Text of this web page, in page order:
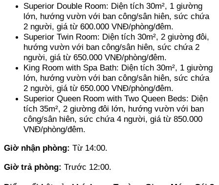
Superior Double Room: Diện tích 30m², 1 giường
lớn, hướng vườn với ban công/sân hiên, sức chứa
2 người, giá từ 600.000 VNĐ/phòng/đêm.
Superior Twin Room: Diện tích 30m², 2 giường đôi,
hướng vườn với ban công/sân hiên, sức chứa 2
người, giá từ 650.000 VNĐ/phòng/đêm.
King Room with Spa Bath: Diện tích 30m², 1 giường
lớn, hướng vườn với ban công/sân hiên, sức chứa
2 người, giá từ 650.000 VNĐ/phòng/đêm.
Superior Queen Room with Two Queen Beds: Diện
tích 35m², 2 giường đôi lớn, hướng vườn với ban
công/sân hiên, sức chứa 4 người, giá từ 850.000
VNĐ/phòng/đêm.
Giờ nhận phòng: Từ 14:00.
Giờ trả phòng: Trước 12:00.